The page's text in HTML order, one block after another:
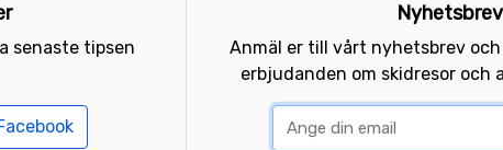
senaste tipsen
Nyhetsbrev
Anmäl er till vårt nyhetsbrev
erbjudanden om skidresor och